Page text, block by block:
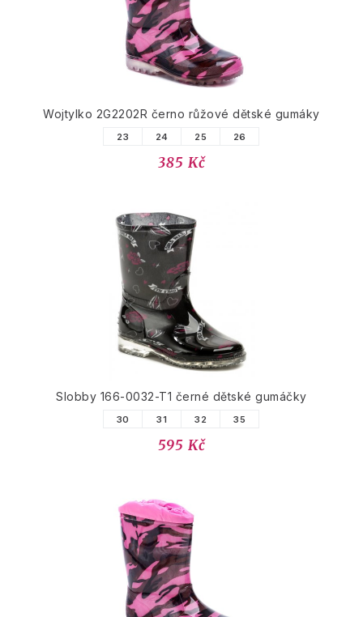
Wojtylko 2G2202R černo růžové dětské gumáky
23 24 25 26
385 Kč
Slobby 166-0032-T1 černé dětské gumáčky
30 31 32 35
595 Kč